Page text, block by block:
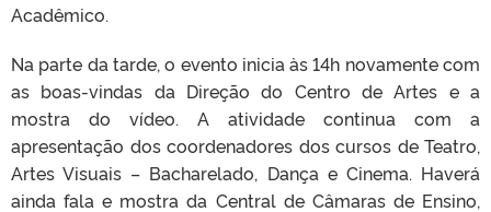
Acadêmico.
Na parte da tarde, o evento inicia às 14h novamente com
as boas-vindas da Direção do Centro de Artes e a
mostra do vídeo. A atividade continua com a
apresentação dos coordenadores dos cursos de Teatro,
Artes Visuais – Bacharelado, Dança e Cinema. Haverá
ainda fala e mostra da Central de Câmaras de Ensino,